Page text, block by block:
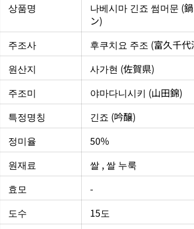
상품명
나베시마 긴죠 썸머문 (
ン)
주조사
후쿠치요 주조 (富久千代
원산지
사가현 (佐賀県)
주조미
야마다니시키 (山田錦)
특정명칭
긴죠 (吟醸)
정미율
50%
원재료
쌀 , 쌀 누룩
효모
-
도수
15도